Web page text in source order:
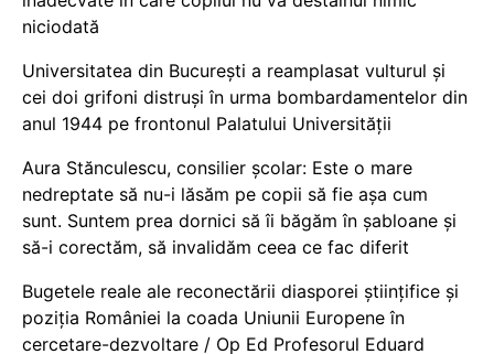
niciodată
Universitatea din București a reamplasat vulturul și
cei doi grifoni distruși în urma bombardamentelor din
anul 1944 pe frontonul Palatului Universității
Aura Stănculescu, consilier școlar: Este o mare
nedreptate să nu-i lăsăm pe copii să fie așa cum
sunt. Suntem prea dornici să îi băgăm în șabloane și
să-i corectăm, să invalidăm ceea ce fac diferit
Bugetele reale ale reconectării diasporei științifice și
poziția României la coada Uniunii Europene în
cercetare-dezvoltare / Op Ed Profesorul Eduard